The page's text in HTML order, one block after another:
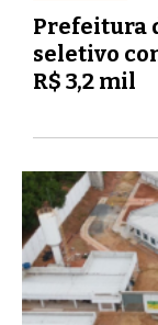
Prefeitura
seletivo
R$ 3,2 mil